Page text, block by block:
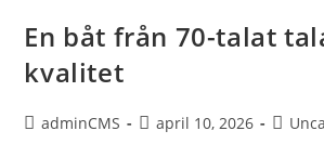
En båt från 70-talat
kvalitet
Inläggsförfattare:
adminCMS
Inlägget
april 10, 2026